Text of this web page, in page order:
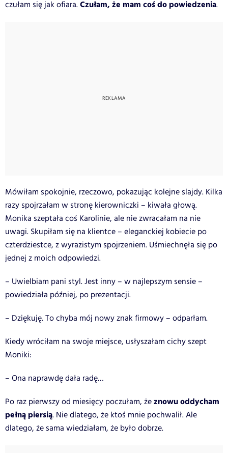
czułam się jak ofiara.Czułam, że mam coś do powiedzenia.
Mówiłam spokojnie, rzeczowo, pokazując kolejne slajdy. Kilka
razy spojrzałam w stronę kierowniczki – kiwała głową.
Monika szeptała coś Karolinie, ale nie zwracałam na nie
uwagi. Skupiłam się na klientce – eleganckiej kobiecie po
czterdziestce, z wyrazistym spojrzeniem. Uśmiechnęła się po
jednej z moich odpowiedzi.
– Uwielbiam pani styl. Jest inny – w najlepszym sensie –
powiedziała później, po prezentacji.
– Dziękuję. To chyba mój nowy znak firmowy – odparłam.
Kiedy wróciłam na swoje miejsce, usłyszałam cichy szept
Moniki:
– Ona naprawdę dała radę…
Po raz pierwszy od miesięcy poczułam, żeznowu oddycham
pełną piersią. Nie dlatego, że ktoś mnie pochwalił. Ale
dlatego, że sama wiedziałam, że było dobrze.